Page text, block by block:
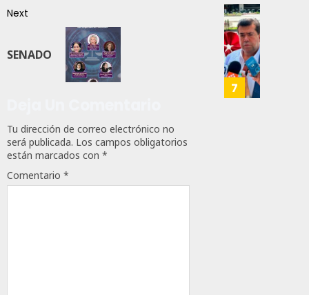
Next
SENADO
Tu dirección de correo electrónico no
será publicada. Los campos obligatorios
están marcados con *
Comentario *
7